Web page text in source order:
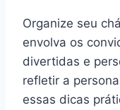
Organize seu
envolva os
divertidas e
refletir a
essas dicas